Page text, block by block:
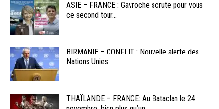
ASIE – FRANCE : Gavroche scrute pour vous
ce second tour...
BIRMANIE – CONFLIT : Nouvelle alerte des
Nations Unies
THAÏLANDE – FRANCE: Au Bataclan le 24